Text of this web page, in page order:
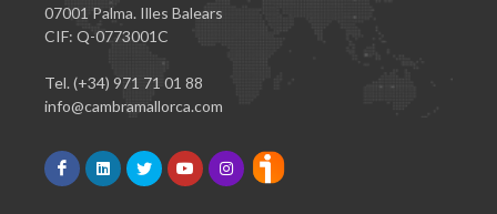
07001 Palma. Illes Balears
CIF: Q-0773001C
Tel. (+34) 971 71 01 88
info@cambramallorca.com